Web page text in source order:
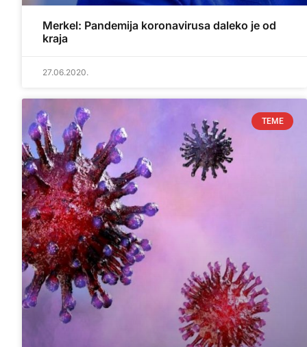
Merkel: Pandemija koronavirusa daleko je od
kraja
27.06.2020.
TEME